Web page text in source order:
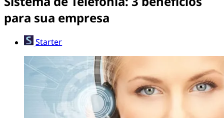
para sua empresa
Starter